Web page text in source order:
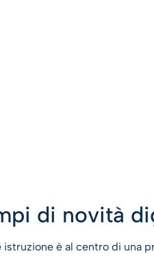
di novità
istruzione è al centro di una